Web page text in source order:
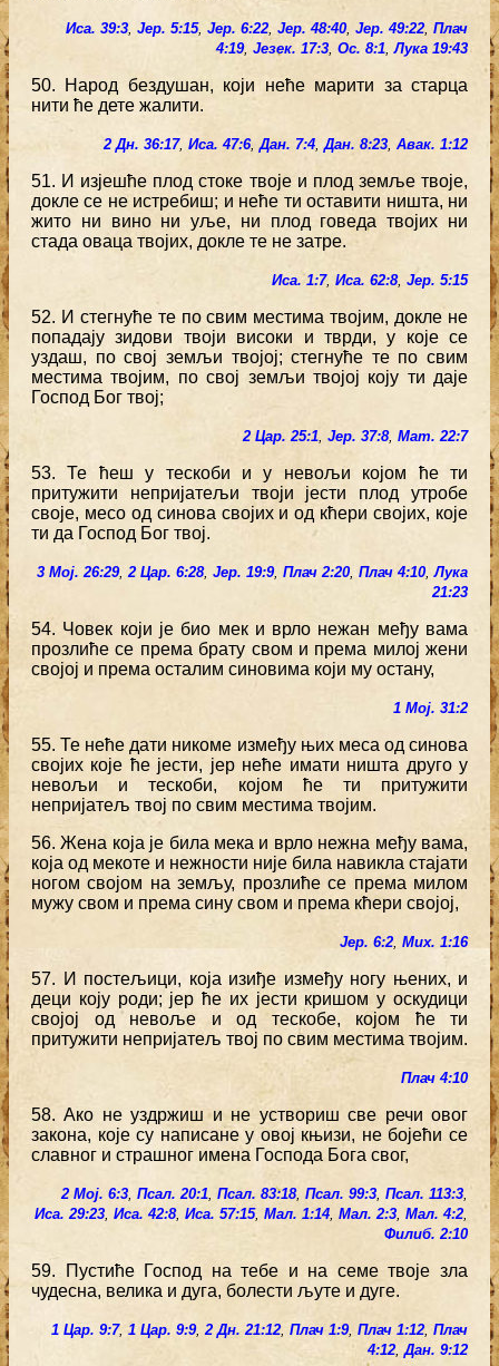
Иса. 39:3, Јер. 5:15, Јер. 6:22, Јер. 48:40, Јер. 49:22, Плач
4:19, Језек. 17:3, Ос. 8:1,Лука 19:43
50. Народ бездушан, који неће марити за старца
нити ће дете жалити.
2 Дн. 36:17, Иса. 47:6,Дан. 7:4,Дан. 8:23, Авак. 1:12
51. И изјешће плод стоке твоје и плод земље твоје,
докле се не истребиш; и неће ти оставити ништа, ни
жито ни вино ни уље, ни плод говеда твојих ни
стада оваца твојих, докле те не затре.
Иса. 1:7, Иса. 62:8, Јер. 5:15
52. И стегнуће те по свим местима твојим, докле не
попадају зидови твоји високи и тврди, у које се
уздаш, по свој земљи твојој; стегнуће те по свим
местима твојим, по свој земљи твојој коју ти даје
Господ Бог твој;
2 Цар. 25:1, Јер. 37:8, Мат. 22:7
53. Те ћеш у тескоби и у невољи којом ће ти
притужити непријатељи твоји јести плод утробе
своје, месо од синова својих и од кћери својих, које
ти да Господ Бог твој.
3 Мој. 26:29,2 Цар. 6:28, Јер. 19:9, Плач 2:20, Плач 4:10,Лука
21:23
54. Човек који је био мек и врло нежан међу вама
прозлиће се према брату свом и према милој жени
својој и према осталим синовима који му остану,
1 Мој. 31:2
55. Те неће дати никоме између њих меса од синова
својих које ће јести, јер неће имати ништа друго у
невољи и тескоби, којом ће ти притужити
непријатељ твој по свим местима твојим.
56. Жена која је била мека и врло нежна међу вама,
која од мекоте и нежности није била навикла стајати
ногом својом на земљу, прозлиће се према милом
мужу свом и према сину свом и према кћери својој,
Јер. 6:2, Мих. 1:16
57. И постељици, која изиђе између ногу њених, и
деци коју роди; јер ће их јести кришом у оскудици
својој од невоље и од тескобе, којом ће ти
притужити непријатељ твој по свим местима твојим.
Плач 4:10
58. Ако не уздржиш и не уствориш све речи овог
закона, које су написане у овој књизи, не бојећи се
славног и страшног имена Господа Бога свог,
2 Мој. 6:3, Псал. 20:1, Псал. 83:18, Псал. 99:3, Псал. 113:3,
Иса. 29:23, Иса. 42:8, Иса. 57:15, Мал. 1:14, Мал. 2:3, Мал. 4:2,
Филиб. 2:10
59. Пустиће Господ на тебе и на семе твоје зла
чудесна, велика и дуга, болести љуте и дуге.
1 Цар. 9:7, 1 Цар. 9:9,2 Дн. 21:12, Плач 1:9, Плач 1:12, Плач
4:12,Дан. 9:12